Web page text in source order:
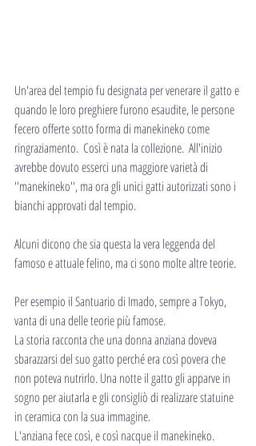
Un'area del tempio fu designata per venerare il gatto e
quando le loro preghiere furono esaudite, le persone
fecero offerte sotto forma di manekineko come
ringraziamento.  Così è nata la collezione.  All'inizio
avrebbe dovuto esserci una maggiore varietà di
''manekineko'', ma ora gli unici gatti autorizzati sono i
bianchi approvati dal tempio.
Alcuni dicono che sia questa la vera leggenda del
famoso e attuale felino, ma ci sono molte altre teorie.
Per esempio il Santuario di Imado, sempre a Tokyo,
vanta di una delle teorie più famose.
La storia racconta che una donna anziana doveva
sbarazzarsi del suo gatto perché era così povera che
non poteva nutrirlo. Una notte il gatto gli apparve in
sogno per aiutarla e gli consigliò di realizzare statuine
in ceramica con la sua immagine.
L'anziana fece così, e così nacque il manekineko.